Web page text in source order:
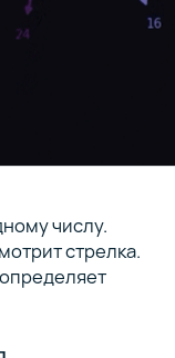
числу.
стрелка.